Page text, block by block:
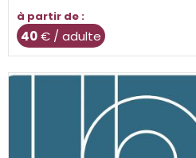
à partir de :
40€ / adulte